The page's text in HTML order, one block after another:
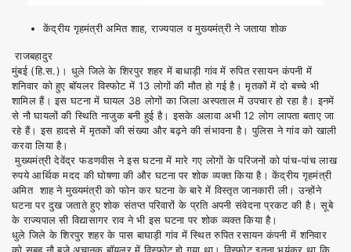
केंद्रीय गृहमंत्री अमित शाह, राज्यपाल व मुख्यमंत्री ने जताया शोक
राजबहादुर
मुंबई (हि.स.)। धुले जिले के शिरपुर शहर में बाधाड़ी गांव में रुपित रसायन कंपनी में
शनिवार को हुए बॉयलर विस्फोट में 13 लोगों की मौत हो गई है। मृतकों में दो बच्चे भी
शामिल हैं। इस घटना में घायल 38 लोगों का जिला अस्पताल में उपचार हो रहा है। इनमें
से नौ घायलों की स्थिति नाजुक बनी हुई है। इसके अलावा अभी 12 लोग लापता बताए जा
रहे हैं। इस हादसे में मृतकों की संख्या और बढ़ने की संभावना है। पुलिस ने गांव को खाली
करवा लिया है।
मुख्यमंत्री देवेंद्र फडणवीस ने इस घटना में मारे गए लोगों के परिजनों को पांच-पांच लाख
रुपये आर्थिक मदद की घोषणा की और घटना पर शाेक व्यक्त किया है। केंद्रीय गृहमंत्री
अमित शाह ने मुख्यमंत्री को फोन कर घटना के बारे में विस्तृत जानकारी ली। उन्होंने
घटना पर दुख जताते हुए शोक संतप्त परिवारों के प्रति अपनी संवेदना प्रकट की है। सूबे
के राज्यपाल सी विद्यासागर राव ने भी इस घटना पर शोक व्यक्त किया है।
धुले जिले के शिरपुर शहर के पास बाघाड़ी गांव में स्थित रुपित रसायन कंपनी में शनिवार